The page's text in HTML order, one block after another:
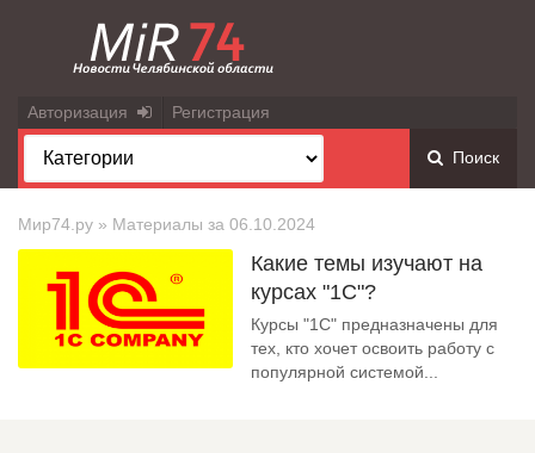
Авторизация Регистрация
Поиск
Мир74.ру » Материалы за 06.10.2024
Какие темы изучают на
курсах "1С"?
Курсы "1С" предназначены для
тех, кто хочет освоить работу с
популярной системой...